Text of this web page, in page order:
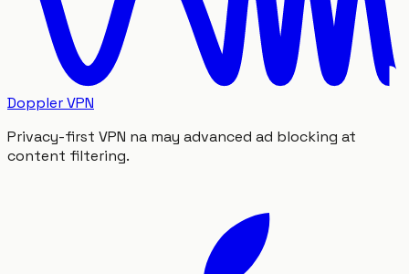
Doppler VPN
Privacy-first VPN na may advanced ad blocking at
content filtering.